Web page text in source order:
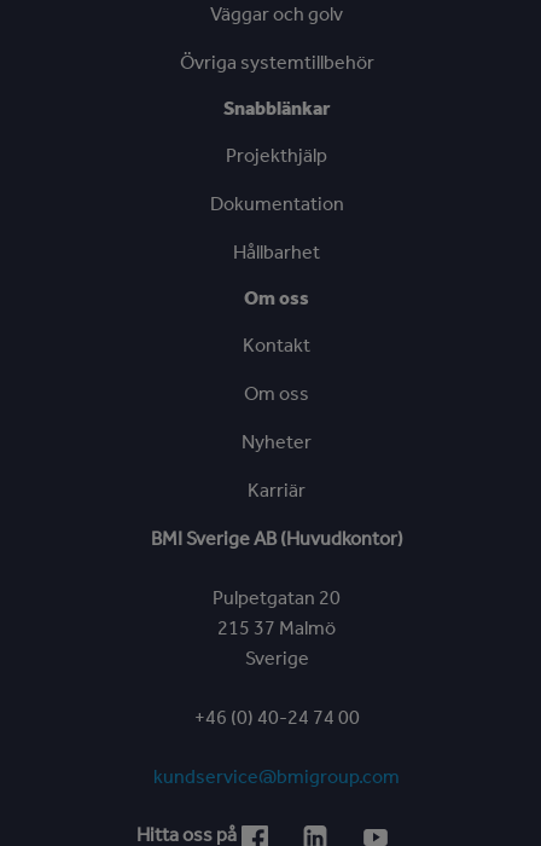
Väggar och golv
Övriga systemtillbehör
Snabblänkar
Projekthjälp
Dokumentation
Hållbarhet
Om oss
Kontakt
Om oss
Nyheter
Karriär
BMI Sverige AB (Huvudkontor)
Pulpetgatan 20
215 37 Malmö
Sverige
+46 (0) 40-24 74 00
kundservice@bmigroup.com
Hitta oss på